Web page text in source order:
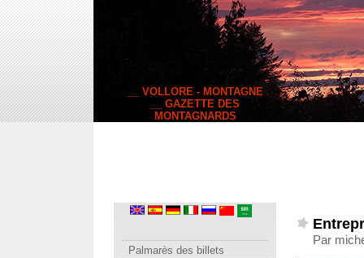
__ VOLLORE - MONTAGNE
__ GAZETTE DES
MONTAGNARDS
Par
Palmarès des billets